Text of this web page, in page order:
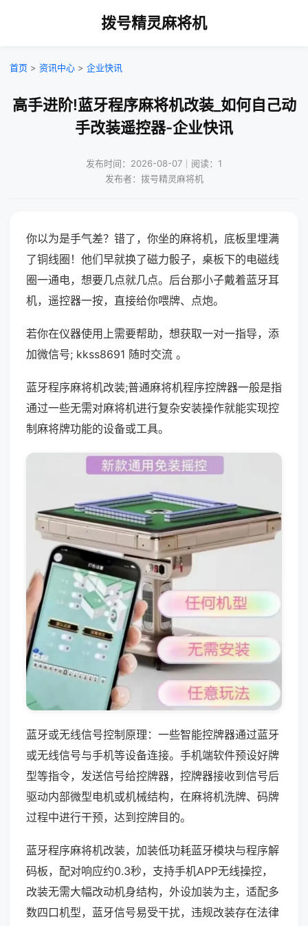
拨号精灵麻将机
首页 > 资讯中心 > 企业快讯
高手进阶!蓝牙程序麻将机改装_如何自己动
手改装遥控器-企业快讯
发布时间：2026-08-07｜阅读：1
发布者：拨号精灵麻将机
你以为是手气差？错了，你坐的麻将机，底板里埋满
了铜线圈！他们早就换了磁力骰子，桌板下的电磁线
圈一通电，想要几点就几点。后台那小子戴着蓝牙耳
机，遥控器一按，直接给你喂牌、点炮。
若你在仪器使用上需要帮助，想获取一对一指导，添
加微信号; kkss8691 随时交流 。
蓝牙程序麻将机改装;普通麻将机程序控牌器一般是指
通过一些无需对麻将机进行复杂安装操作就能实现控
制麻将牌功能的设备或工具。
蓝牙或无线信号控制原理：一些智能控牌器通过蓝牙
或无线信号与手机等设备连接。手机端软件预设好牌
型等指令，发送信号给控牌器，控牌器接收到信号后
驱动内部微型电机或机械结构，在麻将机洗牌、码牌
过程中进行干预，达到控牌目的。
蓝牙程序麻将机改装，加装低功耗蓝牙模块与程序解
码板，配对响应约0.3秒，支持手机APP无线操控，
改装无需大幅改动机身结构，外设加装为主，适配多
数四口机型，蓝牙信号易受干扰，违规改装存在法律